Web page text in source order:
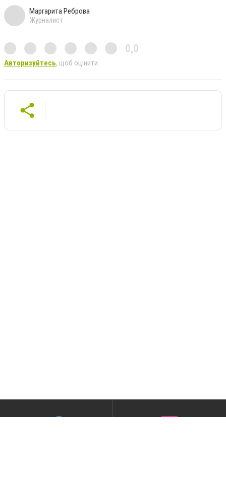
Маргарита Реброва
Журналист
0,0
Авторизуйтесь, щоб оцінити